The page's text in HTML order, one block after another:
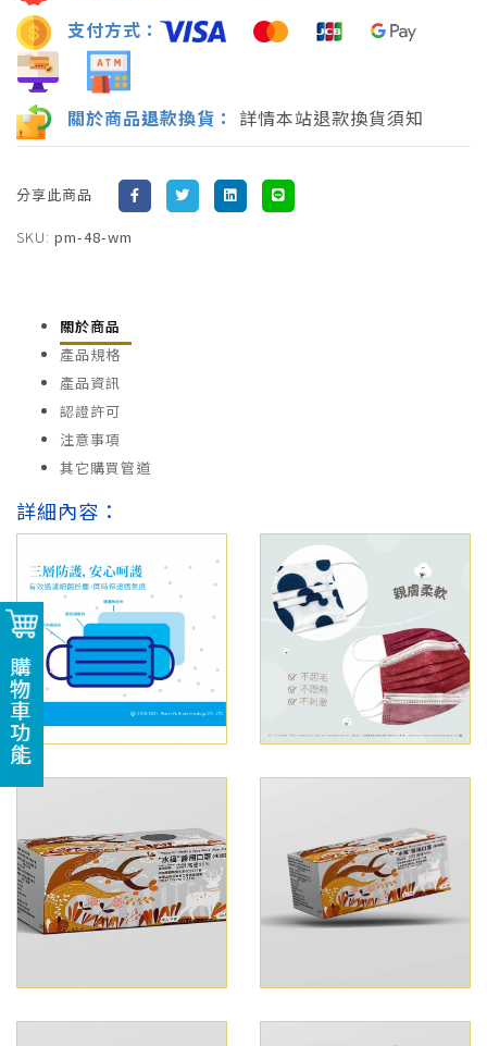
支付方式：
關於商品退款換貨： 詳情本站退款換貨須知
分享此商品
SKU: pm-48-wm
關於商品
產品規格
產品資訊
認證許可
注意事項
其它購買管道
詳細內容：
購物車功能